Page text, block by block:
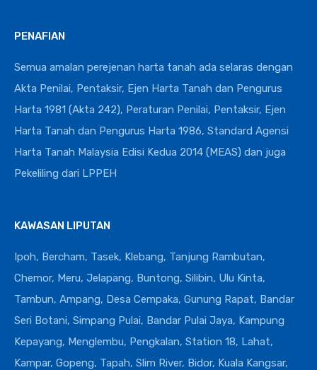
PENAFIAN
Semua amalan perejenan harta tanah ada selaras dengan
Akta Penilai, Pentaksir, Ejen Harta Tanah dan Pengurus
Harta 1981 (Akta 242), Peraturan Penilai, Pentaksir, Ejen
Harta Tanah dan Pengurus Harta 1986, Standard Agensi
Harta Tanah Malaysia Edisi Kedua 2014 (MEAS) dan juga
Pekeliling dari LPPEH
KAWASAN LIPUTAN
Ipoh, Bercham, Tasek, Klebang, Tanjung Rambutan,
Chemor, Meru, Jelapang, Buntong, Silibin, Ulu Kinta,
Tambun, Ampang, Desa Cempaka, Gunung Rapat, Bandar
Seri Botani, Simpang Pulai, Bandar Pulai Jaya, Kampung
Kepayang, Menglembu, Pengkalan, Station 18, Lahat,
Kampar, Gopeng, Tapah, Slim River, Bidor, Kuala Kangsar,